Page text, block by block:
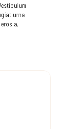
urna
a,